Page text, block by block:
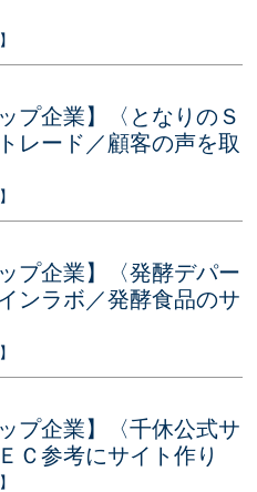
プ企業】〈となりのＳ
レード／顧客の声を取
プ企業】〈発酵デパー
ンラボ／発酵食品のサ
プ企業】〈千休公式サ
Ｃ参考にサイト作り